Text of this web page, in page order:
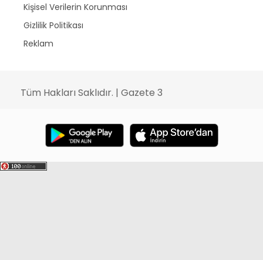
Kişisel Verilerin Korunması
Gizlilik Politikası
Reklam
Tüm Hakları Saklıdır. | Gazete 3